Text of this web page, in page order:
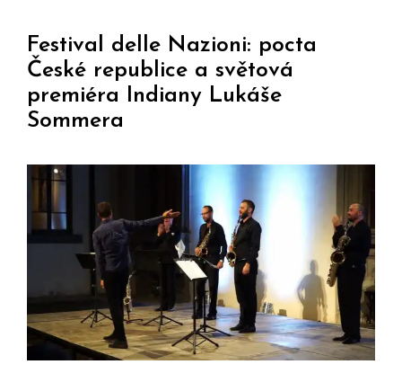
Festival delle Nazioni: pocta
České republice a světová
premiéra Indiany Lukáše
Sommera